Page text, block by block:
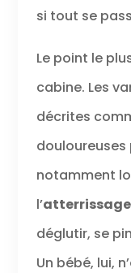
si tout se
Le point le
cabine. Les
décrites
douloureuses
notamment
l’atterrissage
déglutir, se
Un bébé, lui,